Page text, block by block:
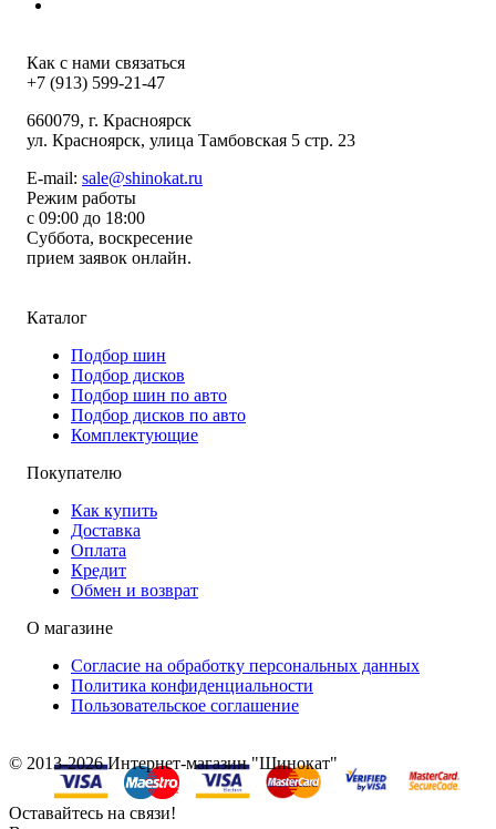
Как с нами связаться
+7 (913) 599-21-47
660079, г. Красноярск
ул. Красноярск, улица Тамбовская 5 стр. 23
E-mail: sale@shinokat.ru
Режим работы
с 09:00 до 18:00
Суббота, воскресение
прием заявок онлайн.
Каталог
Подбор шин
Подбор дисков
Подбор шин по авто
Подбор дисков по авто
Комплектующие
Покупателю
Как купить
Доставка
Оплата
Кредит
Обмен и возврат
О магазине
Согласие на обработку персональных данных
Политика конфиденциальности
Пользовательское соглашение
© 2013-2026 Интернет-магазин "Шинокат"
Оставайтесь на связи!